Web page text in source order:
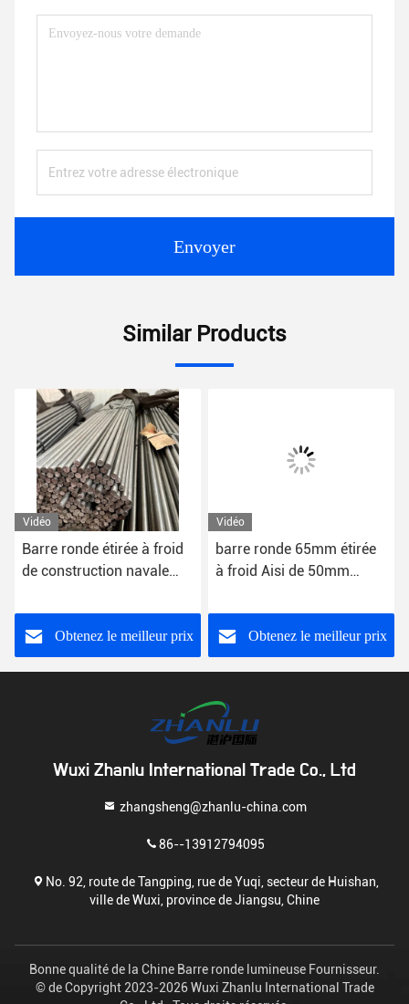
Envoyer
Similar Products
Vidéo
Barre ronde étirée à froid
de construction navale
Obtenez le meilleur prix
Vidéo
barre ronde 65mm étirée
à froid Aisi de 50mm
8620 AISI SAE1025
Obtenez le meilleur prix
Wuxi Zhanlu International Trade Co., Ltd
zhangsheng@zhanlu-china.com
86--13912794095
No. 92, route de Tangping, rue de Yuqi, secteur de Huishan,
ville de Wuxi, province de Jiangsu, Chine
Bonne qualité de la Chine Barre ronde lumineuse Fournisseur.
© de Copyright 2023-2026 Wuxi Zhanlu International Trade